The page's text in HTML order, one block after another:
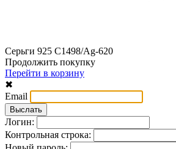
Серьги 925 С1498/Ag-620
Продолжить покупку
Перейти в корзину
✖
Email
Логин:
Контрольная строка: